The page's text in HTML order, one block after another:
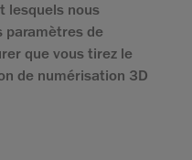
lesquels nous
paramètres de
que vous tirez le
de numérisation 3D